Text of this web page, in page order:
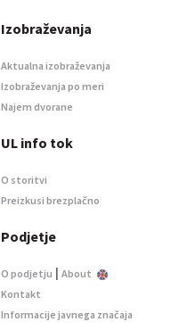
Izobraževanja
Aktualna izobraževanja
Izobraževanja po meri
Najem dvorane
UL info tok
O storitvi
Preizkusi brezplačno
Podjetje
O podjetju | About
Kontakt
Informacije javnega značaja